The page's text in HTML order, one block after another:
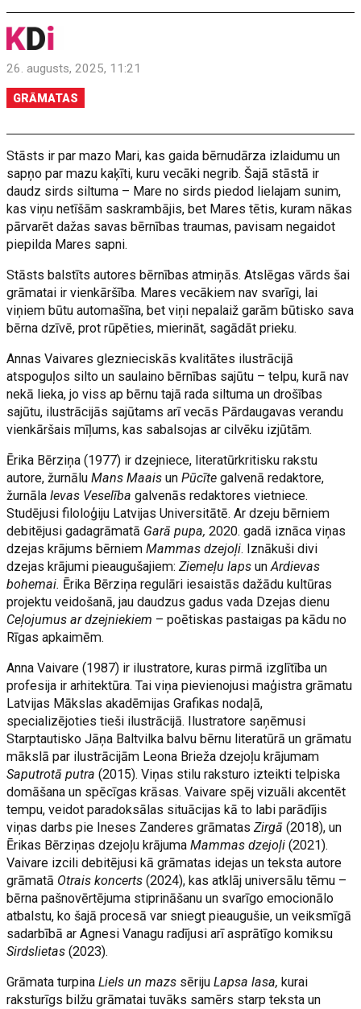
26. augusts, 2025, 11:21
GRĀMATAS
Stāsts ir par mazo Mari, kas gaida bērnudārza izlaidumu un
sapņo par mazu kaķīti, kuru vecāki negrib. Šajā stāstā ir
daudz sirds siltuma – Mare no sirds piedod lielajam sunim,
kas viņu netīšām saskrambājis, bet Mares tētis, kuram nākas
pārvarēt dažas savas bērnības traumas, pavisam negaidot
piepilda Mares sapni.
Stāsts balstīts autores bērnības atmiņās. Atslēgas vārds šai
grāmatai ir vienkāršība. Mares vecākiem nav svarīgi, lai
viņiem būtu automašīna, bet viņi nepalaiž garām būtisko sava
bērna dzīvē, prot rūpēties, mierināt, sagādāt prieku.
Annas Vaivares gleznieciskās kvalitātes ilustrācijā
atspoguļos silto un saulaino bērnības sajūtu – telpu, kurā nav
nekā lieka, jo viss ap bērnu tajā rada siltuma un drošības
sajūtu, ilustrācijās sajūtams arī vecās Pārdaugavas verandu
vienkāršais mīļums, kas sabalsojas ar cilvēku izjūtām.
Ērika Bērziņa (1977) ir dzejniece, literatūrkritisku rakstu
autore, žurnāluMans Maais unPūcīte galvenā redaktore,
žurnālaIevas Veselība galvenās redaktores vietniece.
Studējusi filoloģiju Latvijas Universitātē. Ar dzeju bērniem
debitējusi gadagrāmatā Garā pupa,2020. gadā iznāca viņas
dzejas krājums bērniemMammas dzejoļi. Iznākuši divi
dzejas krājumi pieaugušajiem:Ziemeļu lapsunArdievas
bohemai. Ērika Bērziņa regulāri iesaistās dažādu kultūras
projektu veidošanā, jau daudzus gadus vada Dzejas dienu
Ceļojumus ar dzejniekiem – poētiskas pastaigas pa kādu no
Rīgas apkaimēm.
Anna Vaivare (1987) ir ilustratore, kuras pirmā izglītība un
profesija ir arhitektūra. Tai viņa pievienojusi maģistra grāmatu
Latvijas Mākslas akadēmijas Grafikas nodaļā,
specializējoties tieši ilustrācijā. Ilustratore saņēmusi
Starptautisko Jāņa Baltvilka balvu bērnu literatūrā un grāmatu
mākslā par ilustrācijām Leona Brieža dzejoļu krājumam
Saputrotā putra(2015). Viņas stilu raksturo izteikti telpiska
domāšana un spēcīgas krāsas. Vaivare spēj vizuāli akcentēt
tempu, veidot paradoksālas situācijas kā to labi parādījis
viņas darbs pie Ineses Zanderes grāmatasZirgā(2018), un
Ērikas Bērziņas dzejoļu krājumaMammas dzejoļi (2021).
Vaivare izcili debitējusi kā grāmatas idejas un teksta autore
grāmatā Otrais koncerts (2024), kas atklāj universālu tēmu –
bērna pašnovērtējuma stiprināšanu un svarīgo emocionālo
atbalstu, ko šajā procesā var sniegt pieaugušie, un veiksmīgā
sadarbībā ar Agnesi Vanagu radījusi arī asprātīgo komiksu
Sirdslietas (2023).
Grāmata turpina Liels un mazs sēriju Lapsa lasa, kurai
raksturīgs bilžu grāmatai tuvāks samērs starp teksta un